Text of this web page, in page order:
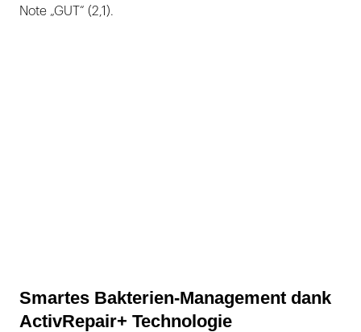
Note „GUT“ (2,1).
Smartes Bakterien-Management dank
ActivRepair+ Technologie